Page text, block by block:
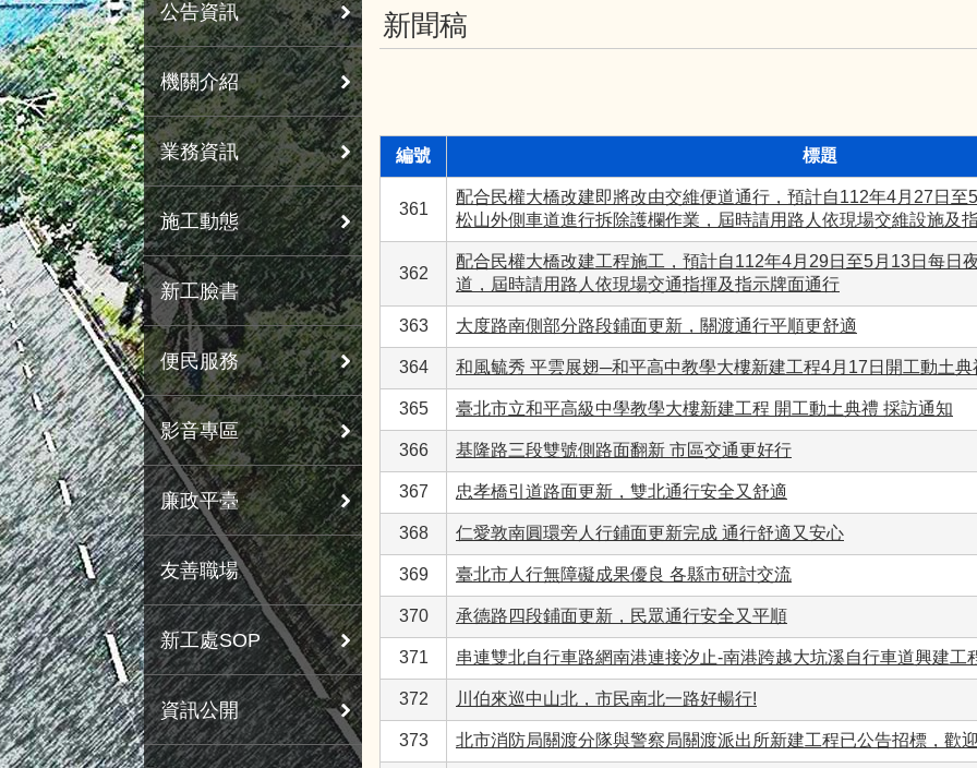
公告資訊
機關介紹
業務資訊
施工動態
新工臉書
便民服務
影音專區
廉政平臺
友善職場
新工處SOP
資訊公開
新聞稿
編號 標題
361
配合民權大橋改建即將改由交維便道通行，預計自112年4月27日至
松山外側車道進行拆除護欄作業，屆時請用路人依現場交維設施及
362
配合民權大橋改建工程施工，預計自112年4月29日至5月13日每日
道，屆時請用路人依現場交通指揮及指示牌面通行
363 大度路南側部分路段鋪面更新，關渡通行平順更舒適
364 和風毓秀 平雲展翅─和平高中教學大樓新建工程4月17日開工動土典
365 臺北市立和平高級中學教學大樓新建工程 開工動土典禮 採訪通知
366 基隆路三段雙號側路面翻新 市區交通更好行
367 忠孝橋引道路面更新，雙北通行安全又舒適
368 仁愛敦南圓環旁人行鋪面更新完成 通行舒適又安心
369 臺北市人行無障礙成果優良 各縣市研討交流
370 承德路四段鋪面更新，民眾通行安全又平順
371 串連雙北自行車路網南港連接汐止-南港跨越大坑溪自行車道興建工
372 川伯來巡中山北，市民南北一路好暢行!
373 北市消防局關渡分隊與警察局關渡派出所新建工程已公告招標，歡